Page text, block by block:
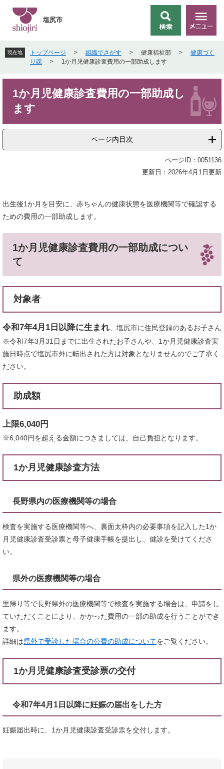
先
頭
す
を
飛
し
索
メ
ニ
ー
塩尻市
現在地 トップページ > 組織でさがす > 健康福祉部 >
健康づく
り課
> 1か月児健康診査費用の一部助成します
1か月児健康診査費用の一部助成し
ます
ページ内目次
ページID：0051136
更新日：2026年4月1日更新
出生後1か月を目安に、赤ちゃんの健康状態を医療機関等で確認する
ための費用の一部助成します。
1か月児健康診査費用の一部助成につい
て
対象者
令和7年4月1日以降に生まれ 、塩尻市に住民登録のあるお子さん
※令和7年3月31日までに出生されたお子さんや、1か月児健康診査実
施日時点で塩尻市外に転出された方は対象となりませんのでご了承く
ださい。
助成額
上限6,040円
※6,040円を超える金額につきましては、自己負担となります。
1か月児健康診査方法
長野県内の医療機関等の場合
検査を実施する医療機関等へ、裏面太枠内の必要事項を記入した1か
月児健康診査受診票と母子健康手帳を提出し、健診を受けてくださ
い。
県外の医療機関等の場合
里帰り等で長野県外の医療機関等で検査を実施する場合は、申請をし
ていただくことにより、かかった費用の一部の助成を行うことができ
ます。
詳細は県外で受診した場合の公費の助成についてをご覧ください。
1か月児健康診査受診票の交付​
令和7年4月1日以降に妊娠の届出をした方
妊娠届出時に、1か月児健康診査受診票を交付します。